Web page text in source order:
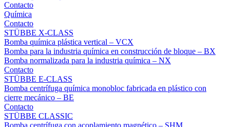
Contacto
Química
Contacto
STÜBBE X-CLASS
Bomba química plástica vertical – VCX
Bomba para la industria química en construcción de bloque – BX
Bomba normalizada para la industria química – NX
Contacto
STÜBBE E-CLASS
Bomba centrífuga química monobloc fabricada en plástico con
cierre mecánico – BE
Contacto
STÜBBE CLASSIC